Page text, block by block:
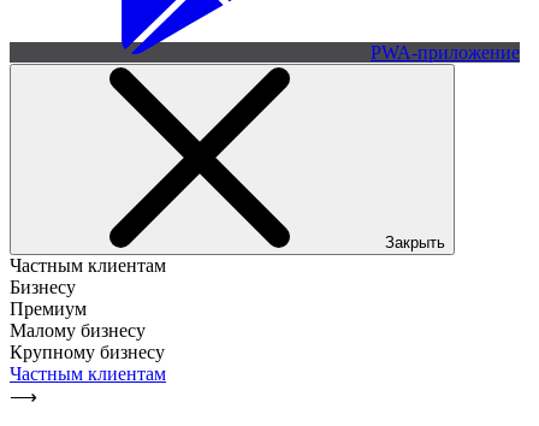
PWA-приложение
Закрыть
Частным клиентам
Бизнесу
Премиум
Малому бизнесу
Крупному бизнесу
Частным клиентам
⟶